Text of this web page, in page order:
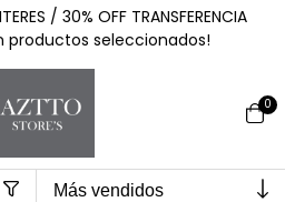
/ 30% OFF TRANSFERENCIA
productos seleccionados!
0